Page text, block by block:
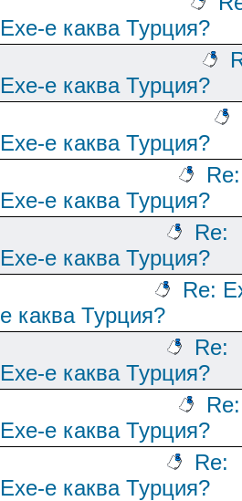
Ехе-е каква Турция?
Ехе-е каква Турция?
Ехе-е каква Турция?
Re:
Ехе-е каква Турция?
Re:
Ехе-е каква Турция?
Re:
е каква Турция?
Re:
Ехе-е каква Турция?
Re:
Ехе-е каква Турция?
Re:
Ехе-е каква Турция?